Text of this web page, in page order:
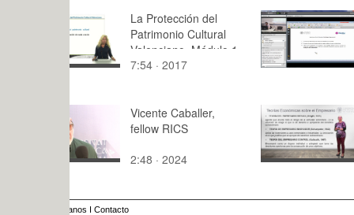
La Protección del
Patrimonio Cultural
Valenciano. Módulo 1.
Unidad 5.
7:54 · 2017
de 3
40:16 ·
Vicente Caballer,
fellow RICS
2:48 · 2024
El
Concepto
5:11 · 2018